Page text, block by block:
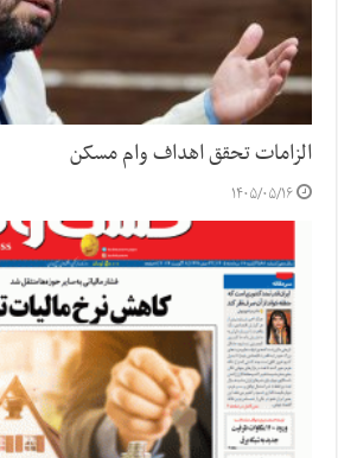
الزامات تحقق اهداف وام مسکن
۱۴۰۵/۰۵/۱۶